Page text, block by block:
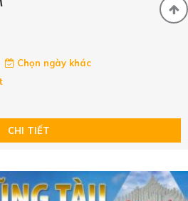
Chọn ngày khác
CHI TIẾT